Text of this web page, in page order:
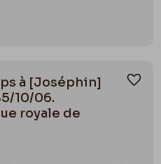
à [Joséphin]
10/06.
royale de